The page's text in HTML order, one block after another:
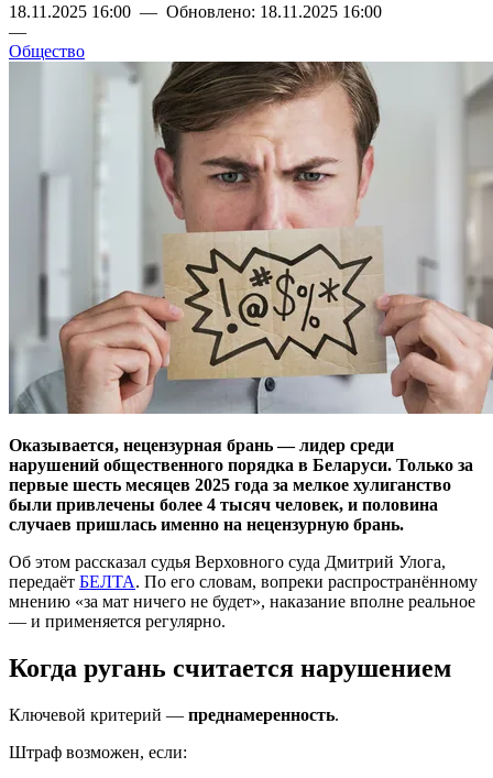
18.11.2025 16:00 — Обновлено: 18.11.2025 16:00
—
Общество
Оказывается, нецензурная брань — лидер среди
нарушений общественного порядка в Беларуси. Только за
первые шесть месяцев 2025 года за мелкое хулиганство
были привлечены более 4 тысяч человек, и половина
случаев пришлась именно на нецензурную брань.
Об этом рассказал судья Верховного суда Дмитрий Улога,
передаёт БЕЛТА. По его словам, вопреки распространённому
мнению «за мат ничего не будет», наказание вполне реальное
— и применяется регулярно.
Когда ругань считается нарушением
Ключевой критерий — преднамеренность.
Штраф возможен, если: